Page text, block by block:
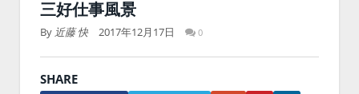
三好仕事風景
By 近藤 快 2017年12月17日 0
SHARE